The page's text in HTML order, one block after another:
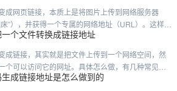
那篇已经发过的文章。点进去之后，右上角附近有
二维码"的按钮——有的版本可能在"更多"菜单里头藏
下，二维码就出来了，右键保存就行。这个二维码
效的，文章不删
成网页链接，本质上是将图片上传到网络服务器
床”），并获得一个专属的网络地址（URL）。这样，
过这个链接就能直接访问你的图片。以下是几种主
/平台核心特点适合人群在线工具（最推荐）Cloudin
、ImgBB、蜜蜂图床无需注册，打开网页即
个文件转换成链接地址
成链接，其实就是把文件上传到一个网络空间，然
个可以访问它的网址。具体怎么做，有几种常见的
你的习惯和需求。最常用的方式：用网盘这是大家
成链接地址是怎么做到的